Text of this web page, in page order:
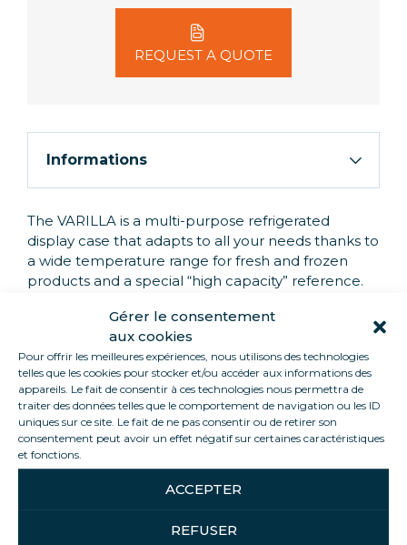
Gérer le consentement
aux cookies
Pour offrir les meilleures expériences, nous utilisons des technologies
telles que les cookies pour stocker et/ou accéder aux informations des
appareils. Le fait de consentir à ces technologies nous permettra de
traiter des données telles que le comportement de navigation ou les ID
uniques sur ce site. Le fait de ne pas consentir ou de retirer son
consentement peut avoir un effet négatif sur certaines caractéristiques
et fonctions.
ACCEPTER
REFUSER
REQUEST A QUOTE
Informations
The VARILLA is a multi-purpose refrigerated
display case that adapts to all your needs thanks to
a wide temperature range for fresh and frozen
products and a special “high capacity” reference.
PRODUCT HIGHLIGHTS
Bi-temperature
Up to 470 L capacity
Swivel castors with brakes